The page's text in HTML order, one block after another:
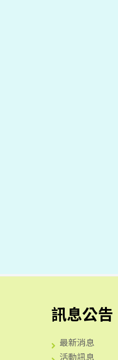
訊息公告
最新消息
活動訊息